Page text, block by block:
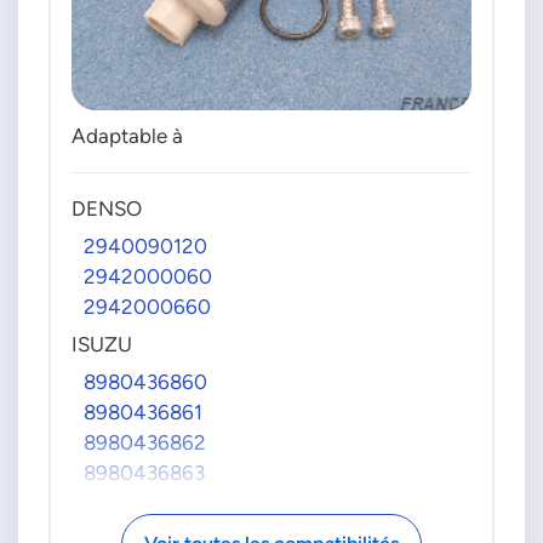
1460A052
1460A053
1460A056
NISSAN
167005X000
167005X00B
167005X00E
167005X01B
16700LC100
16860LC10B
A6860LC10A
TOYOTA
2940001223
Adaptable à
DENSO
2940090120
2942000060
2942000660
ISUZU
8980436860
8980436861
8980436862
8980436863
8980436865